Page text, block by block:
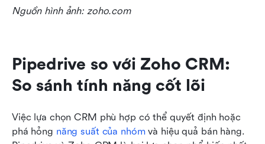
Nguồn hình ảnh: zoho.com
Pipedrive so với Zoho CRM:
So sánh tính năng cốt lõi
Việc lựa chọn CRM phù hợp có thể quyết định hoặc
phá hỏng năng suất của nhóm và hiệu quả bán hàng.